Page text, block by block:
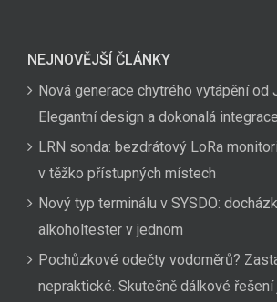
NEJNOVĚJŠÍ ČLÁNKY
Nová generace chytrého vytápění od
Elegantní design a dokonalá
LRN sonda: bezdrátový LoRa
v těžko přístupných místech
Nový typ terminálu v SYSDO:
alkoholtester v jednom
Pochůzkové odečty vodoměrů?
nepraktické. Skutečně dálkové řešení